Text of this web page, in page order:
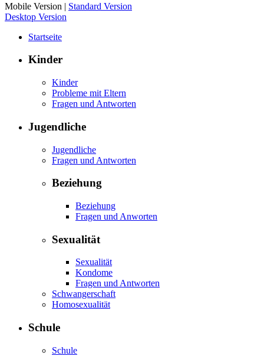
Mobile Version | Standard Version
Desktop Version
Startseite
Kinder
Kinder
Probleme mit Eltern
Fragen und Antworten
Jugendliche
Jugendliche
Fragen und Antworten
Beziehung
Beziehung
Fragen und Anworten
Sexualität
Sexualität
Kondome
Fragen und Antworten
Schwangerschaft
Homosexualität
Schule
Schule